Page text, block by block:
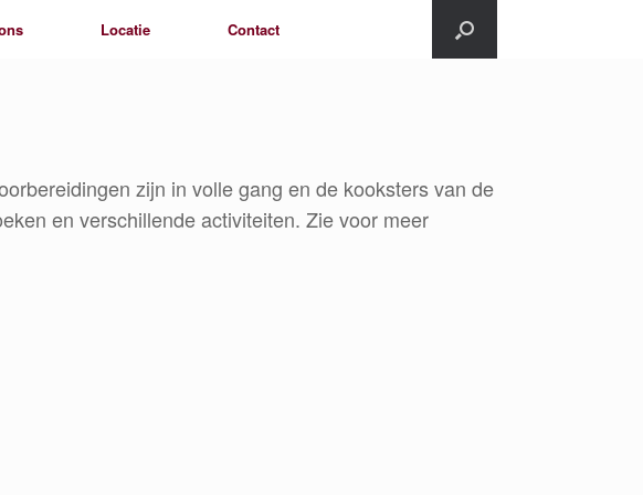
Locatie Contact
zijn in volle gang en de kooksters van de
en verschillende activiteiten. Zie voor meer